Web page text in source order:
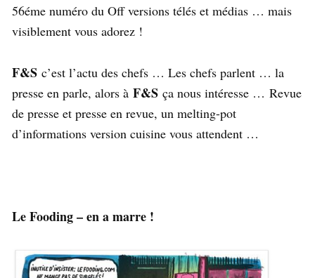
56éme numéro du Off versions télés et médias … mais
visiblement vous adorez !
F&S c’est l’actu des chefs … Les chefs parlent … la
presse en parle, alors à F&S ça nous intéresse … Revue
de presse et presse en revue, un melting-pot
d’informations version cuisine vous attendent …
Le Fooding – en a marre !